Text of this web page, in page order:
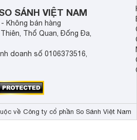
SÁNH VIỆT NAM
Không bán hàng
Thổ Quan, Đống Đa,
doanh số 0106373516,
về Công ty cổ phần So Sánh Việt Nam